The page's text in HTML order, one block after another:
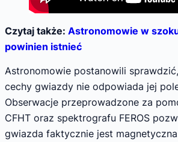
Czytaj także: Astronomowie w
powinien istnieć
Astronomowie postanowili
cechy gwiazdy nie odpowiada jej
Obserwacje przeprowadzone za
CFHT oraz spektrografu FEROS
gwiazda faktycznie jest